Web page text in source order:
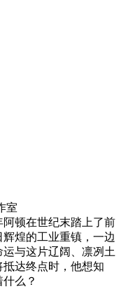
室
顿在世纪末踏上了前
煌的工业重镇，一边
与这片辽阔、凛冽土
达终点时，他想知
么？